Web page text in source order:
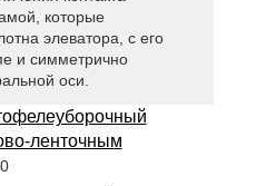
которые
элеватора, с его
и симметрично
оси.
ленточным